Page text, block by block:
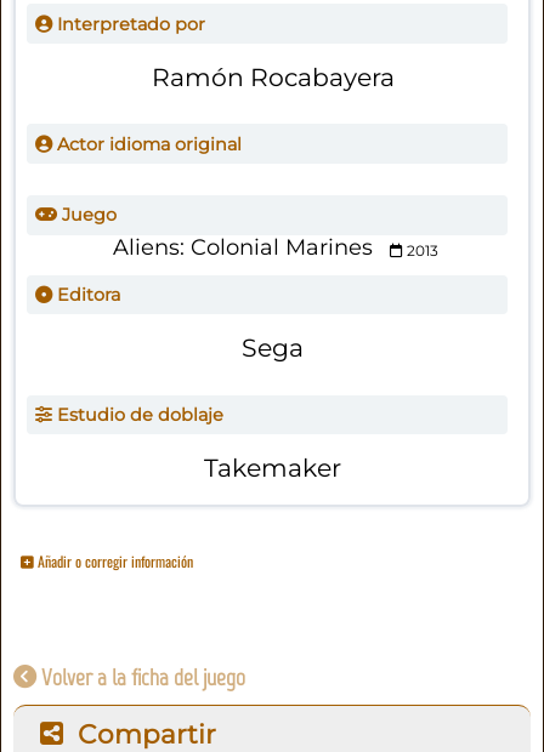
Interpretado por
Ramón Rocabayera
Actor idioma original
Juego
Aliens: Colonial Marines 2013
Editora
Sega
Estudio de doblaje
Takemaker
Añadir o corregir información
Volver a la ficha del juego
Compartir